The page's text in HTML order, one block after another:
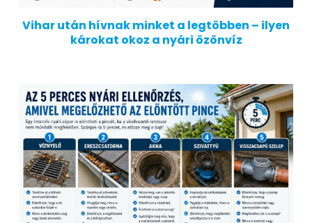
Vihar után hívnak minket a legtöbben – ilyen
károkat okoz a nyári özönvíz